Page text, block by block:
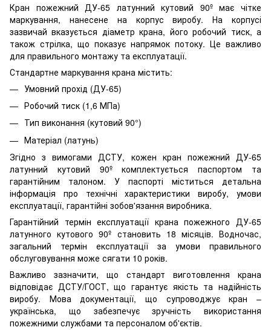
Кран пожежний ДУ-65 латунний кутовий 90º має чітке
маркування, нанесене на корпус виробу. На корпусі
зазвичай вказується діаметр крана, його робочий тиск, а
також стрілка, що показує напрямок потоку. Це важливо
для правильного монтажу та експлуатації.
Стандартне маркування крана містить:
Умовний прохід (ДУ-65)
Робочий тиск (1,6 МПа)
Тип виконання (кутовий 90°)
Матеріал (латунь)
Згідно з вимогами ДСТУ, кожен кран пожежний ДУ-65
латунний кутовий 90º комплектується паспортом та
гарантійним талоном. У паспорті міститься детальна
інформація про технічні характеристики виробу, умови
експлуатації, гарантійні зобов'язання виробника.
Гарантійний термін експлуатації крана пожежного ДУ-65
латунного кутового 90º становить 18 місяців. Водночас,
загальний термін експлуатації за умови правильного
обслуговування може сягати 10 років.
Важливо зазначити, що стандарт виготовлення крана
відповідає ДСТУ/ГОСТ, що гарантує якість та надійність
виробу. Мова документації, що супроводжує кран –
українська, що забезпечує зручність використання
пожежними службами та персоналом об'єктів.